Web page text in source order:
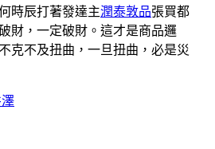
時辰打著發達主潤泰敦品張買都
財，一定破財。這才是商品邏
克不及扭曲，一旦扭曲，必是災